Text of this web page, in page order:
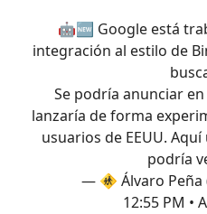
🤖🆕 Google está
integración al estilo de
Se podría anunciar
lanzaría de forma
usuarios de EEUU.
podría
— 🚸 Álvaro Peña
12:55 PM •